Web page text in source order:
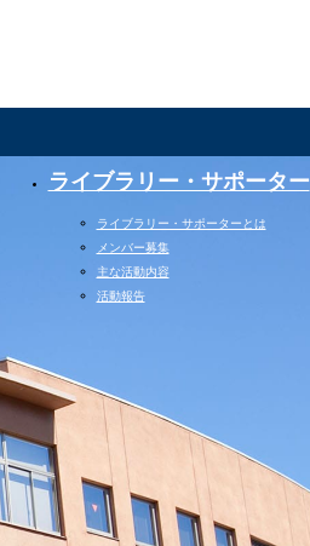
ライブラリー・サポーター
ライブラリー・サポーターとは
メンバー募集
主な活動内容
活動報告